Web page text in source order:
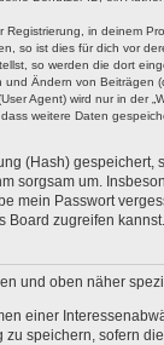
in deinem
so ist dies für dich vor
so werden die dort
Ändern von Beiträgen
Agent) wird nur in der
weitere Daten
(Hash)
sorgsam um.
mein Passwort
Board zugreifen kannst.
und oben näher
einer
speichern, sofern